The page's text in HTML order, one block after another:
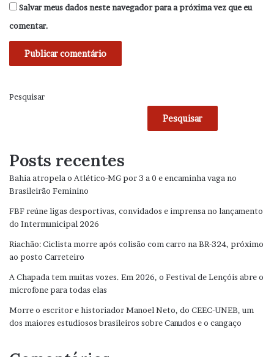
Salvar meus dados neste navegador para a próxima vez que eu
comentar.
Pesquisar
Pesquisar
Posts recentes
Bahia atropela o Atlético-MG por 3 a 0 e encaminha vaga no
Brasileirão Feminino
FBF reúne ligas desportivas, convidados e imprensa no lançamento
do Intermunicipal 2026
Riachão: Ciclista morre após colisão com carro na BR-324, próximo
ao posto Carreteiro
A Chapada tem muitas vozes. Em 2026, o Festival de Lençóis abre o
microfone para todas elas
Morre o escritor e historiador Manoel Neto, do CEEC-UNEB, um
dos maiores estudiosos brasileiros sobre Canudos e o cangaço